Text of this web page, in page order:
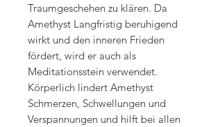
Traumgeschehen zu klären. Da
Amethyst Langfristig beruhigend
wirkt und den inneren Frieden
fördert, wird er auch als
Meditationsstein verwendet.
Körperlich lindert Amethyst
Schmerzen, Schwellungen und
Verspannungen und hilft bei allen